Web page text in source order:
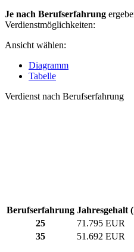
Je nach Berufserfahrung
Verdienstmöglichkeiten:
Ansicht wählen:
Diagramm
Tabelle
Verdienst nach Berufserfahrung
Berufserfahrung Jahresgehalt
25
71.795 EUR
35
51.692 EUR